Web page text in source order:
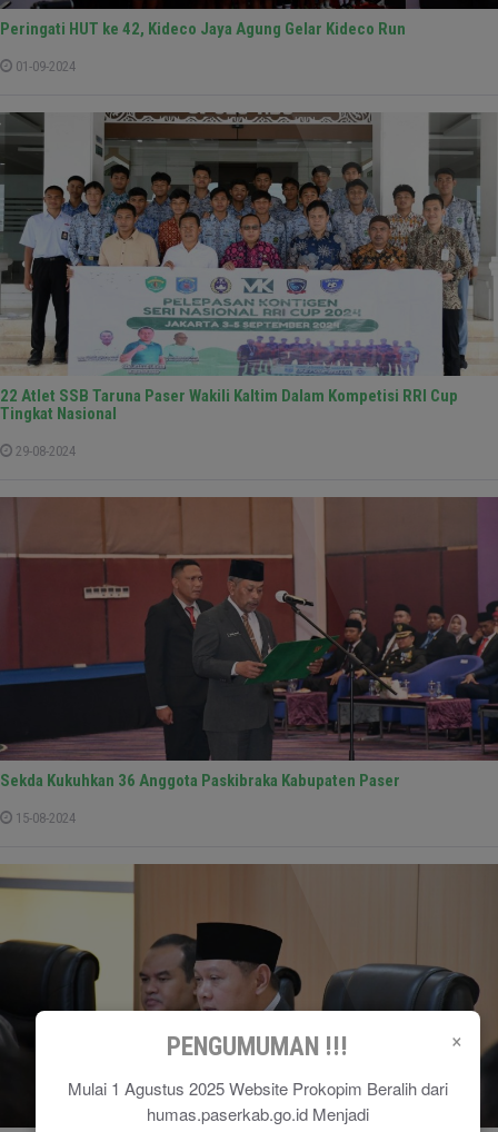
×
PENGUMUMAN !!!
Mulai 1 Agustus 2025 Website Prokopim Beralih dari
humas.paserkab.go.id Menjadi
Peringati HUT ke 42, Kideco Jaya Agung Gelar Kideco Run
01-09-2024
22 Atlet SSB Taruna Paser Wakili Kaltim Dalam Kompetisi RRI Cup
Tingkat Nasional
29-08-2024
Sekda Kukuhkan 36 Anggota Paskibraka Kabupaten Paser
15-08-2024